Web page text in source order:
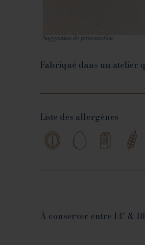
Suggestion de présentation
Fabriqué dans un atelier
Liste des allergènes
À conserver entre 14° &